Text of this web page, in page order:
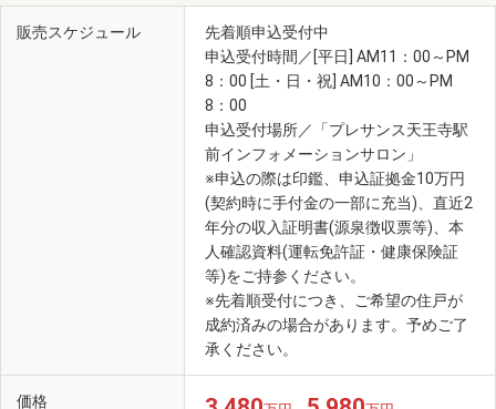
万代 天王寺店(徒歩8分・約590m)
販売スケジュール
先着順申込受付中
申込受付時間／[平日] AM11：00～PM
8：00 [土・日・祝] AM10：00～PM
8：00
申込受付場所／「プレサンス天王寺駅
前インフォメーションサロン」
※申込の際は印鑑、申込証拠金10万円
(契約時に手付金の一部に充当)、直近2
年分の収入証明書(源泉徴収票等)、本
人確認資料(運転免許証・健康保険証
等)をご持参ください。
※先着順受付につき、ご希望の住戸が
成約済みの場合があります。予めご了
承ください。
価格